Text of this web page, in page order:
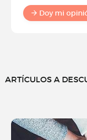
Doy mi
ARTÍCULOS A